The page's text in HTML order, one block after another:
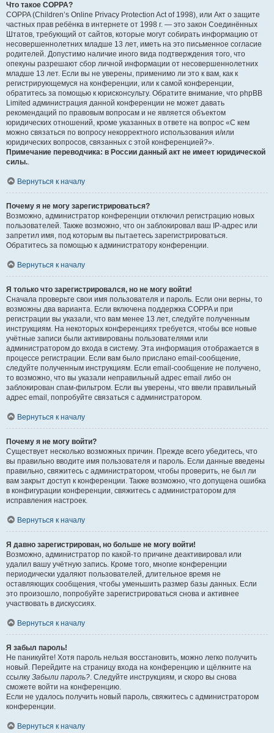
Что такое COPPA?
COPPA (Children’s Online Privacy Protection Act of 1998), или Акт о защите
частных прав ребёнка в интернете от 1998 г. — это закон Соединённых
Штатов, требующий от сайтов, которые могут собирать информацию от
несовершеннолетних младше 13 лет, иметь на это письменное согласие
родителей. Допустимо наличие иного вида подтверждения того, что
опекуны разрешают сбор личной информации от несовершеннолетних
младше 13 лет. Если вы не уверены, применимо ли это к вам, как к
регистрирующемуся на конференции, или к самой конференции,
обратитесь за помощью к юрисконсульту. Обратите внимание, что phpBB
Limited администрация данной конференции не может давать
рекомендаций по правовым вопросам и не является объектом
юридических отношений, кроме указанных в ответе на вопрос «С кем
можно связаться по вопросу некорректного использования и/или
юридических вопросов, связанных с этой конференцией?».
Примечание переводчика: в России данный акт не имеет юридической
силы..
Вернуться к началу
Почему я не могу зарегистрироваться?
Возможно, администратор конференции отключил регистрацию новых
пользователей. Также возможно, что он заблокировал ваш IP-адрес или
запретил имя, под которым вы пытаетесь зарегистрироваться.
Обратитесь за помощью к администратору конференции.
Вернуться к началу
Я только что зарегистрировался, но не могу войти!
Сначала проверьте свои имя пользователя и пароль. Если они верны, то
возможны два варианта. Если включена поддержка COPPA и при
регистрации вы указали, что вам менее 13 лет, следуйте полученным
инструкциям. На некоторых конференциях требуется, чтобы все новые
учётные записи были активированы пользователями или
администратором до входа в систему. Эта информация отображается в
процессе регистрации. Если вам было прислано email-сообщение,
следуйте полученным инструкциям. Если email-сообщение не получено,
то возможно, что вы указали неправильный адрес email либо он
заблокирован спам-фильтром. Если вы уверены, что ввели правильный
адрес email, попробуйте связаться с администратором.
Вернуться к началу
Почему я не могу войти?
Существует несколько возможных причин. Прежде всего убедитесь, что
вы правильно вводите имя пользователя и пароль. Если данные введены
правильно, свяжитесь с администратором, чтобы проверить, не был ли
вам закрыт доступ к конференции. Также возможно, что допущена ошибка
в конфигурации конференции, свяжитесь с администратором для
исправления настроек.
Вернуться к началу
Я давно зарегистрирован, но больше не могу войти!
Возможно, администратор по какой-то причине деактивировал или
удалил вашу учётную запись. Кроме того, многие конференции
периодически удаляют пользователей, длительное время не
оставляющих сообщения, чтобы уменьшить размер базы данных. Если
это произошло, попробуйте зарегистрироваться снова и активнее
участвовать в дискуссиях.
Вернуться к началу
Я забыл пароль!
Не паникуйте! Хотя пароль нельзя восстановить, можно легко получить
новый. Перейдите на страницу входа на конференцию и щёлкните на
ссылку Забыли пароль?. Следуйте инструкциям, и скоро вы снова
сможете войти на конференцию.
Если не удалось получить новый пароль, свяжитесь с администратором
конференции.
Вернуться к началу